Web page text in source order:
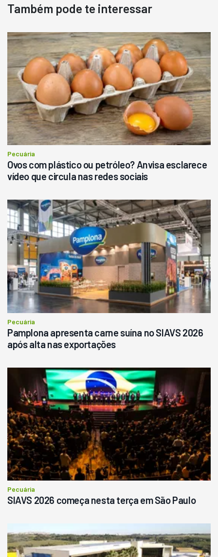
Destaque
Usado
Pá Carregadeira Cat 966
Ano 1987
Londrina
R$ 145.000
Consultar
Também pode te interessar
Pecuária
Ovos com plástico ou petróleo? Anvisa esclarece
vídeo que circula nas redes sociais
Pecuária
Pamplona apresenta carne suína no SIAVS 2026
após alta nas exportações
Pecuária
SIAVS 2026 começa nesta terça em São Paulo